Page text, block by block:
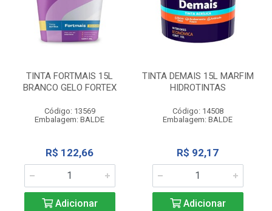
TINTA FORTMAIS 15L
BRANCO GELO FORTEX
Código: 13569
Embalagem: BALDE
R$ 122,66
Adicionar
TINTA DEMAIS 15L MARFIM
HIDROTINTAS
Código: 14508
Embalagem: BALDE
R$ 92,17
Adicionar